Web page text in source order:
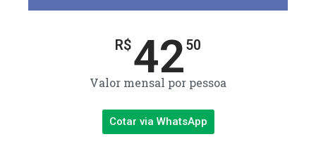
R$4250
Valor mensal por pessoa
Cotar via WhatsApp